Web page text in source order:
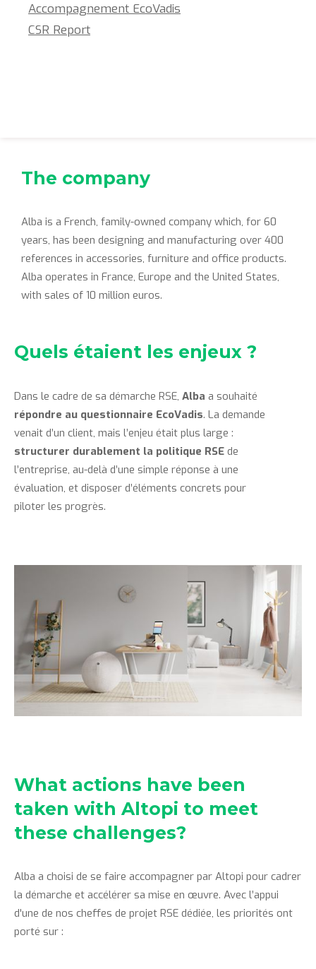
Accompagnement EcoVadis
CSR Report
The company
Alba is a French, family-owned company which, for 60
years, has been designing and manufacturing over 400
references in accessories, furniture and office products.
Alba operates in France, Europe and the United States,
with sales of 10 million euros.
Quels étaient les enjeux ?
Dans le cadre de sa démarche RSE, Alba a souhaité
répondre au questionnaire EcoVadis. La demande
venait d’un client, mais l’enjeu était plus large :
structurer durablement la politique RSE de
l’entreprise, au-delà d’une simple réponse à une
évaluation, et disposer d’éléments concrets pour
piloter les progrès.
What actions have been
taken with Altopi to meet
these challenges?
Alba a choisi de se faire accompagner par Altopi pour cadrer
la démarche et accélérer sa mise en œuvre. Avec l’appui
d'une de nos cheffes de projet RSE dédiée, les priorités ont
porté sur :